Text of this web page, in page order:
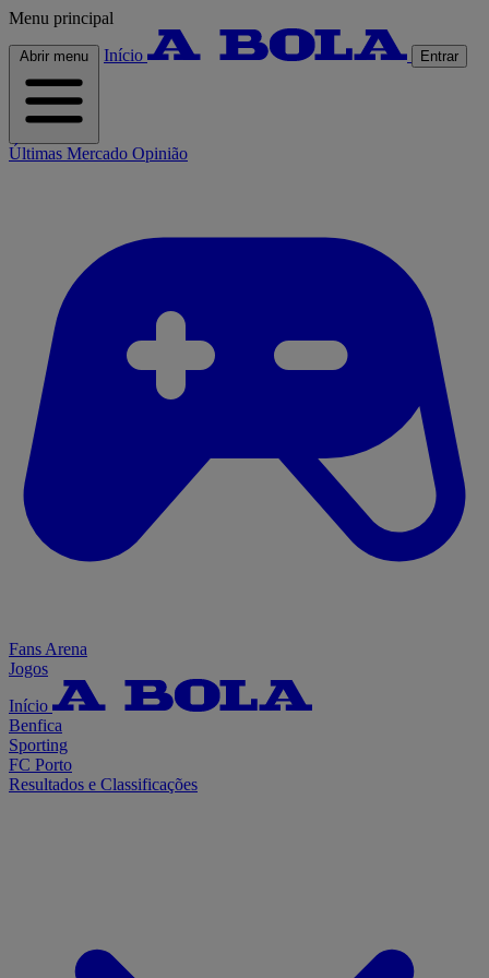
Menu principal
Abrir menu Início Entrar
Últimas Mercado Opinião
Fans Arena
Jogos
Início
Benfica
Sporting
FC Porto
Resultados e Classificações